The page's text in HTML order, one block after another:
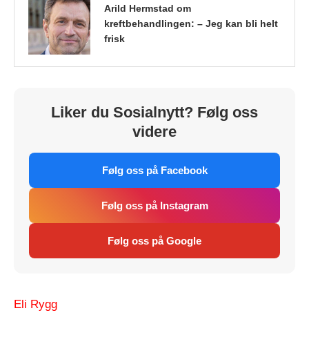
Arild Hermstad om
kreftbehandlingen: – Jeg kan bli helt
frisk
Liker du Sosialnytt? Følg oss
videre
Følg oss på Facebook
Følg oss på Instagram
Følg oss på Google
Eli Rygg